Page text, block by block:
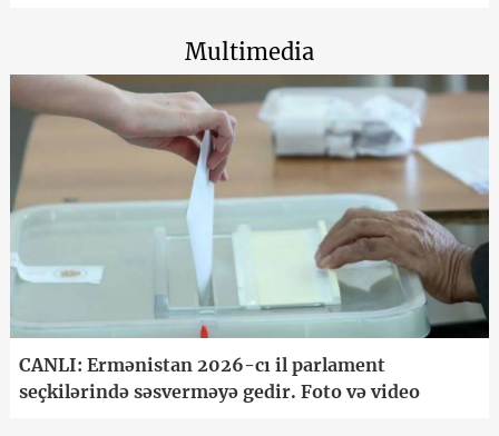
Multimedia
CANLI: Ermənistan 2026-cı il parlament
seçkilərində səsverməyə gedir. Foto və video